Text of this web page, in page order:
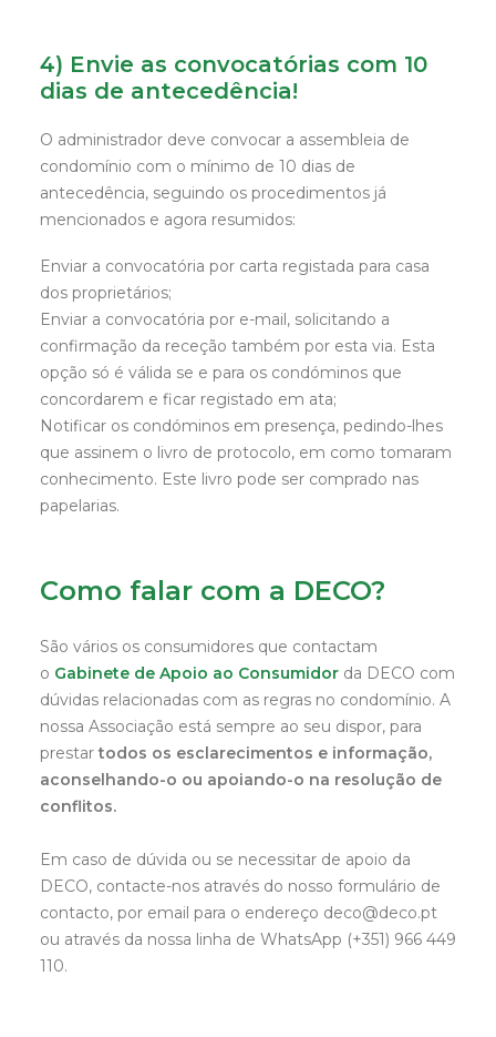
4) Envie as convocatórias com 10
dias de antecedência!
O administrador deve convocar a assembleia de
condomínio com o mínimo de 10 dias de
antecedência, seguindo os procedimentos já
mencionados e agora resumidos:
Enviar a convocatória por carta registada para casa
dos proprietários;
Enviar a convocatória por e-mail, solicitando a
confirmação da receção também por esta via. Esta
opção só é válida se e para os condóminos que
concordarem e ficar registado em ata;
Notificar os condóminos em presença, pedindo-lhes
que assinem o livro de protocolo, em como tomaram
conhecimento. Este livro pode ser comprado nas
papelarias.
Como falar com a DECO?
São vários os consumidores que contactam
o Gabinete de Apoio ao Consumidor da DECO com
dúvidas relacionadas com as regras no condomínio. A
nossa Associação está sempre ao seu dispor, para
prestartodos os esclarecimentos e informação,
aconselhando-o ou apoiando-o na resolução de
conflitos.
Em caso de dúvida ou se necessitar de apoio da
DECO, contacte-nos através do nosso formulário de
contacto, por email para o endereço deco@deco.pt
ou através da nossa linha de WhatsApp (+351) 966 449
110.